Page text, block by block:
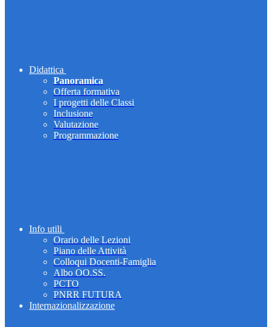
Didattica
Panoramica
Offerta formativa
I progetti delle Classi
Inclusione
Valutazione
Programmazione
Info utili
Orario delle Lezioni
Piano delle Attività
Colloqui Docenti-Famiglia
Albo OO.SS.
PCTO
PNRR FUTURA
Internazionalizzazione